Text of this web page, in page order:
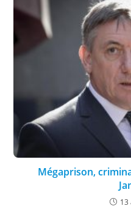
Mégaprison,
13